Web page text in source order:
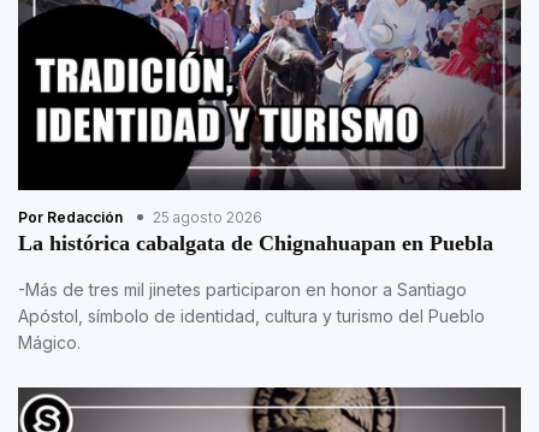
Por Redacción 25 agosto 2026
La histórica cabalgata de Chignahuapan en Puebla
-Más de tres mil jinetes participaron en honor a Santiago
Apóstol, símbolo de identidad, cultura y turismo del Pueblo
Mágico.